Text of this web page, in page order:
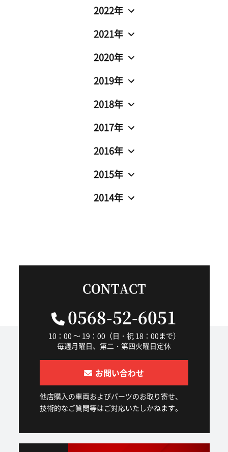
2022年
2021年
2020年
2019年
2018年
2017年
2016年
2015年
2014年
CONTACT
0568-52-6051
10：00 ～ 19：00（日・祝 18：00まで）
毎週月曜日、第二・第四火曜日定休
お問い合わせ
他店購入の車両およびパーツのお取り寄せ、
技術的なご質問等はご対応いたしかねます。